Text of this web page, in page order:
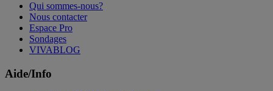
Qui sommes-nous?
Nous contacter
Espace Pro
Sondages
VIVABLOG
Aide/Info